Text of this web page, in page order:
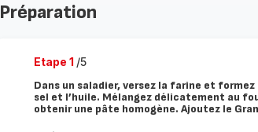
Préparation
Etape 1 /5
Dans un saladier, versez la farine et
sel et l’huile. Mélangez délicatement au
obtenir une pâte homogène. Ajoutez le